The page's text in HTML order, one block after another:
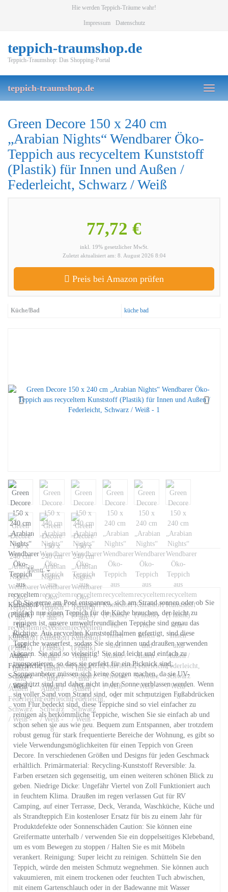
Hie werden Teppich-Träume wahr!
Impressum Datenschutz
teppich-traumshop.de
Teppich-Traumshop: Das Shopping-Portal
Toggle
teppich-traumshop.de
Green Decore 150 x 240 cm
„Arabian Nights“ Wendbarer Öko-
Teppich aus recyceltem Kunststoff
(Plastik) für Innen und Außen /
Federleicht, Schwarz / Weiß
77,72 €
inkl. 19% gesetzlicher MwSt.
Zuletzt aktualisiert am: 8. August 2026 8:04
Preis bei Amazon prüfen
Küche/Bad küche bad
Menu
Ob Sie gerne am Pool entspannen, sich am Strand sonnen oder ob Sie
einfach nur einen Teppich für die Küche brauchen, der leicht zu
reinigen ist, unsere umweltfreundlichen Teppiche sind genau das
Richtige. Aus recycelten Kunststoffhalmen gefertigt, sind diese
Teppiche wasserfest, sodass Sie sie drinnen und draußen verwenden
können. Sie sind so vielseitig! Sie sind leicht und einfach zu
transportieren, so dass sie perfekt für ein Picknick sind;
Sonnenanbeter müssen sich keine Sorgen machen, da sie UV-
geschützt sind und daher nicht in der Sonne verblassen werden. Wenn
sie voller Sand vom Strand sind, oder mit schmutzigen Fußabdrücken
vom Flur bedeckt sind, diese Teppiche sind so viel einfacher zu
reinigen als herkömmliche Teppiche, wischen Sie sie einfach ab und
schon sehen sie aus wie neu. Bequem zum Entspannen, aber trotzdem
robust genug für stark frequentierte Bereiche der Wohnung, es gibt so
viele Verwendungsmöglichkeiten für einen Teppich von Green
Decore. In verschiedenen Größen und Designs für jeden Geschmack
erhältlich. Primärmaterial: Recycling-Kunststoff Reversible: Ja.
Farben ersetzen sich gegenseitig, um einen weiteren schönen Blick zu
geben. Niedrige Dicke: Ungefähr Viertel von Zoll Funktioniert auch
in feuchtem Klima. Draußen im regen verlassen Gut für RV
Camping, auf einer Terrasse, Deck, Veranda, Waschküche, Küche und
als Strandteppich Ein kostenloser Ersatz für bis zu einem Jahr für
Produktdefekte oder Sonnenschäden Caution: Sie können eine
Greifermatte unterhalb / verwenden Sie ein doppelseitiges Klebeband,
um es vom Bewegen zu stoppen / Halten Sie es mit Möbeln
verankert. Reinigung: Super leicht zu reinigen. Schütteln Sie den
Teppich, würde den meisten Schmutz wegnehmen. Sie können auch
vakuumieren, mit einem trockenen oder feuchten Tuch abwischen,
mit einem Gartenschlauch oder in der Badewanne mit Wasser